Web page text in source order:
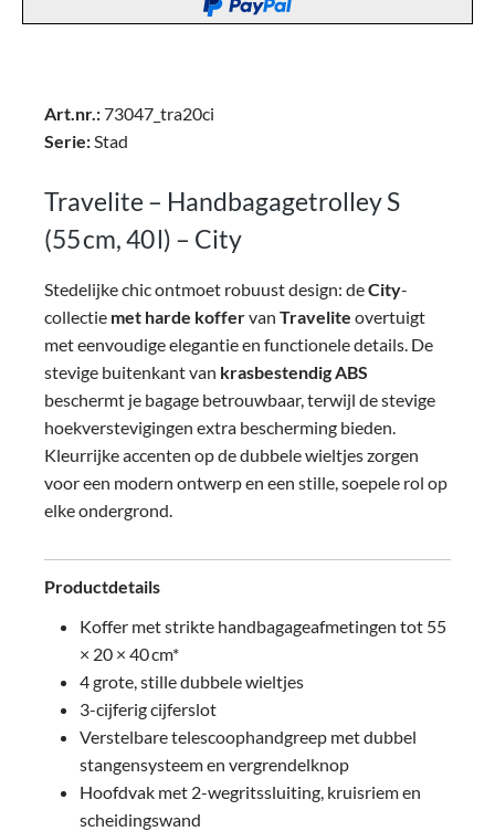
Art.nr.:73047_tra20ci
Serie:Stad
Travelite – Handbagagetrolley S
(55 cm, 40 l) – City
Stedelijke chic ontmoet robuust design: deCity-
collectie met harde koffervan Travelite overtuigt
met eenvoudige elegantie en functionele details. De
stevige buitenkant van krasbestendig ABS
beschermt je bagage betrouwbaar, terwijl de stevige
hoekverstevigingen extra bescherming bieden.
Kleurrijke accenten op de dubbele wieltjes zorgen
voor een modern ontwerp en een stille, soepele rol op
elke ondergrond.
Productdetails
Koffer met strikte handbagageafmetingen tot 55
× 20 × 40 cm*
4 grote, stille dubbele wieltjes
3-cijferig cijferslot
Verstelbare telescoophandgreep met dubbel
stangensysteem en vergrendelknop
Hoofdvak met 2-wegritssluiting, kruisriem en
scheidingswand